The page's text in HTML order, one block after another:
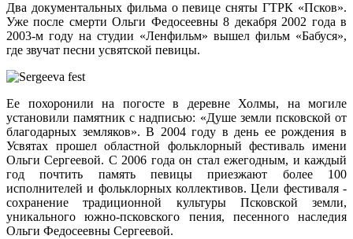
Два документальных фильма о певице сняты ГТРК «Псков».
Уже после смерти Ольги Федосеевны 8 декабря 2002 года в
2003-м году на студии «Ленфильм» вышел фильм «Бабуся»,
где звучат песни усвятской певицы.
Ее похоронили на погосте в деревне Холмы, на могиле
установили памятник с надписью: «Душе земли псковской от
благодарных земляков». В 2004 году в день ее рождения в
Усвятах прошел областной фольклорный фестиваль имени
Ольги Сергеевой. С 2006 года он стал ежегодным, и каждый
год почтить память певицы приезжают более 100
исполнителей и фольклорных коллективов. Цели фестиваля -
сохранение традиционной культуры Псковской земли,
уникального южно-псковского пения, песенного наследия
Ольги Федосеевны Сергеевой.